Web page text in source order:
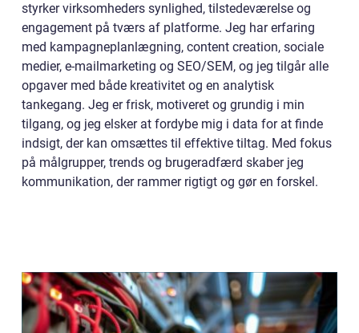
styrker virksomheders synlighed, tilstedeværelse og
engagement på tværs af platforme. Jeg har erfaring
med kampagneplanlægning, content creation, sociale
medier, e-mailmarketing og SEO/SEM, og jeg tilgår alle
opgaver med både kreativitet og en analytisk
tankegang. Jeg er frisk, motiveret og grundig i min
tilgang, og jeg elsker at fordybe mig i data for at finde
indsigt, der kan omsættes til effektive tiltag. Med fokus
på målgrupper, trends og brugeradfærd skaber jeg
kommunikation, der rammer rigtigt og gør en forskel.